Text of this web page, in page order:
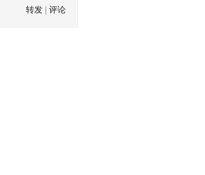
转发
评论